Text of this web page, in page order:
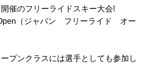
催のフリーライドスキー大会!
Open（ジャパン フリーライド オー
プンクラスには選手としても参加し